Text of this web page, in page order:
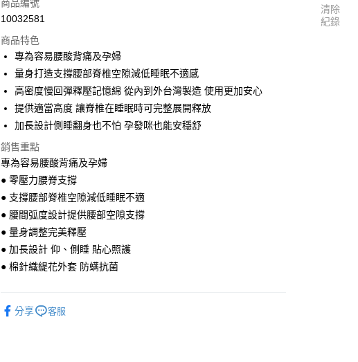
Apple Pay
街口支付
全盈+PAY
運送方式
物流宅配
每筆NT$150，滿NT$1,599(含以上)免運費
商品編號
10032581
商品特色
專為容易腰酸背痛及孕婦
量身打造支撐腰部脊椎空隙減低睡眠不適感
高密度慢回彈釋壓記憶綿 從內到外台灣製造 使用更加安心
提供適當高度 讓脊椎在睡眠時可完整展開釋放
加長設計側睡翻身也不怕 孕發咪也能安穩舒
銷售重點
專為容易腰酸背痛及孕婦
● 零壓力腰脊支撐
● 支撐腰部脊椎空隙減低睡眠不適
● 腰間弧度設計提供腰部空隙支撐
● 量身調整完美釋壓
● 加長設計 仰、側睡 貼心照護
● 棉針織緹花外套 防螨抗菌
分享 客服
清除
紀錄